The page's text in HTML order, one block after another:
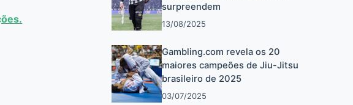
surpreendem
13/08/2025
Gambling.com revela os 20
maiores campeões de Jiu-Jitsu
brasileiro de 2025
03/07/2025